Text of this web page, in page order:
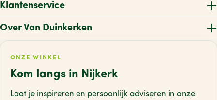
Klantenservice
Over Van Duinkerken
ONZE WINKEL
Kom langs in Nijkerk
Laat je inspireren en persoonlijk adviseren in onze